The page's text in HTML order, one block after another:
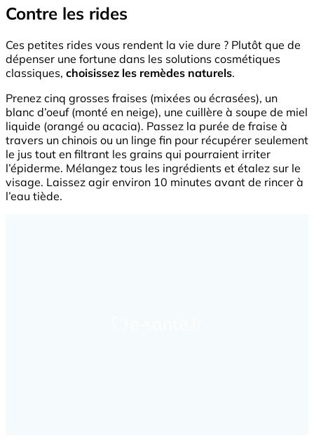
Contre les rides
Ces petites rides vous rendent la vie dure ? Plutôt que de
dépenser une fortune dans les solutions cosmétiques
classiques, choisissez les remèdes naturels.
Prenez cinq grosses fraises (mixées ou écrasées), un
blanc d’oeuf (monté en neige), une cuillère à soupe de miel
liquide (orangé ou acacia). Passez la purée de fraise à
travers un chinois ou un linge fin pour récupérer seulement
le jus tout en filtrant les grains qui pourraient irriter
l’épiderme. Mélangez tous les ingrédients et étalez sur le
visage. Laissez agir environ 10 minutes avant de rincer à
l’eau tiède.